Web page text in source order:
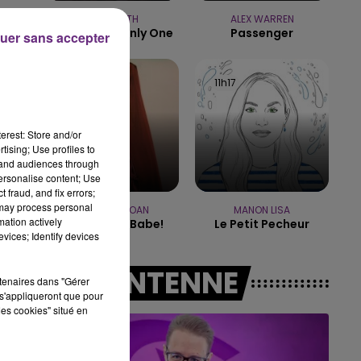
BEST OF
SAM SMITH
I'm Not The Only One
ALEX WARREN
Passenger
CHAPPELL ROAN
Good Luck, Babe!
11h17
11h17
MANON LISA
Le Petit Pecheur
A L'ANTENNE
Store and/or
Use profiles to
audiences through
content; Use
fraud, and fix errors;
process personal
actively
Identify devices
dans "Gérer
que pour
cookies" situé en
sans accepter